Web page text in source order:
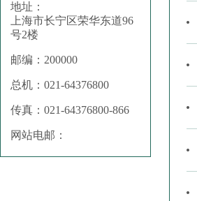
地址：
上海市长宁区荣华东道96
号2楼
邮编：200000
总机：021-64376800
传真：021-64376800-866
网站电邮：